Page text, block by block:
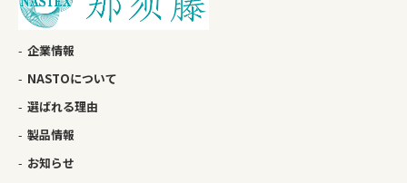
企業情報
NASTOについて
選ばれる理由
製品情報
お知らせ